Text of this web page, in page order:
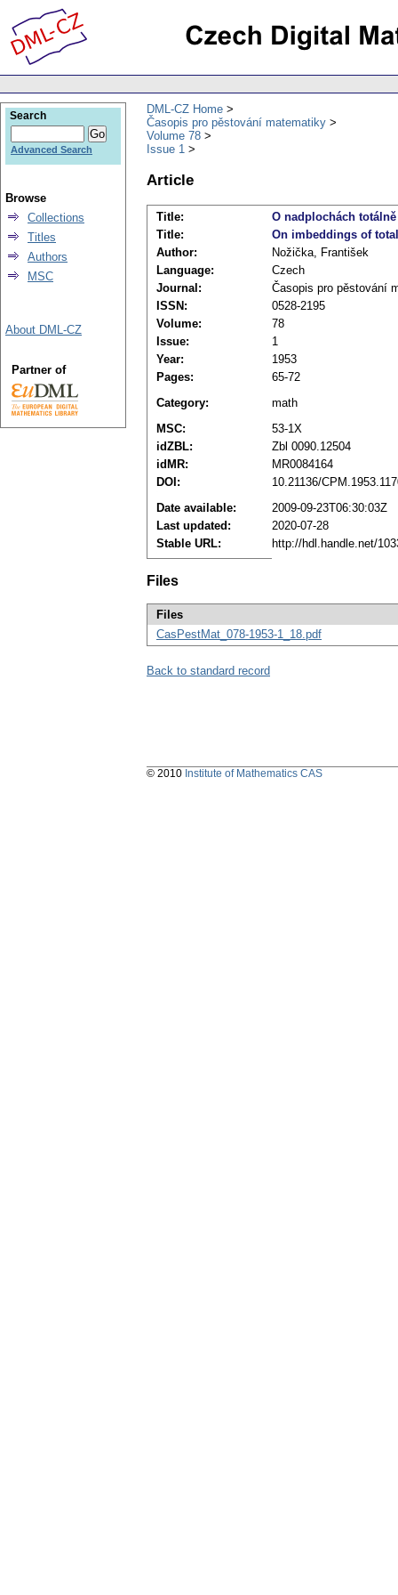
DML-CZ Home
Časopis pro pěstování matematiky
Volume 78
Issue 1
Article
Title:
O nadplochách
Title:
On imbeddings of
Author:
Nožička, František
Language:
Czech
Journal:
Časopis pro pěstování
ISSN:
0528-2195
Volume:
78
Issue:
1
Year:
1953
Pages:
65-72
Category:
math
MSC:
53-1X
idZBL:
Zbl 0090.12504
idMR:
MR0084164
DOI:
10.21136/
Date available:
2009-09-23T06:30:03Z
Last updated:
2020-07-28
Stable URL:
http://hdl.handle.net/
Files
Files
CasPestMat_078-1953-1_18.pdf
Back to standard record
Search
Advanced Search
Browse
Collections
Titles
Authors
MSC
About DML-CZ
Partner of
© 2010 Institute of Mathematics CAS